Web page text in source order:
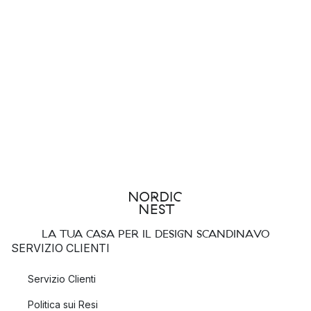
LA TUA CASA PER IL DESIGN SCANDINAVO
SERVIZIO CLIENTI
Servizio Clienti
Politica sui Resi